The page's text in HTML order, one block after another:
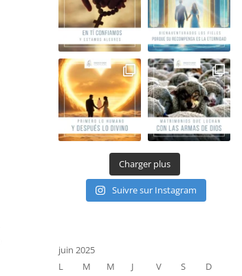
Charger plus
Suivre sur Instagram
juin 2025
L
M M J V S
D